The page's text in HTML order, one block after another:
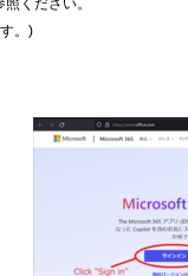
ください。
。 )